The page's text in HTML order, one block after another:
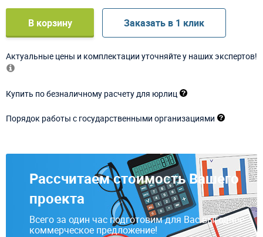
В корзину Заказать в 1 клик
Актуальные цены и комплектации уточняйте у наших экспертов!
Купить по безналичному расчету для юрлиц
Порядок работы с государственными организациями
Рассчитаем стоимость Вашего
проекта
Всего за один час подготовим для Вас выгодное
коммерческое предложение!